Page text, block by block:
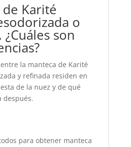
Karité
o
son
la manteca de Karité
y refinada residen en
de la nuez y de qué
después.
para obtener manteca